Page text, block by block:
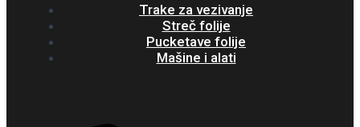
Trake za vezivanje
Streč folije
Pucketave folije
Mašine i alati